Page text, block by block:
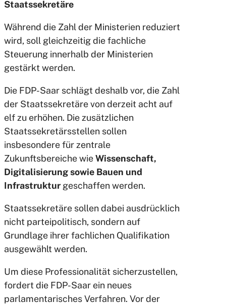
Staatssekretäre
Während die Zahl der Ministerien reduziert
wird, soll gleichzeitig die fachliche
Steuerung innerhalb der Ministerien
gestärkt werden.
Die FDP-Saar schlägt deshalb vor, die Zahl
der Staatssekretäre von derzeit acht auf
elf zu erhöhen. Die zusätzlichen
Staatssekretärsstellen sollen
insbesondere für zentrale
Zukunftsbereiche wieWissenschaft,
Digitalisierung sowie Bauen und
Infrastruktur geschaffen werden.
Staatssekretäre sollen dabei ausdrücklich
nicht parteipolitisch, sondern auf
Grundlage ihrer fachlichen Qualifikation
ausgewählt werden.
Um diese Professionalität sicherzustellen,
fordert die FDP-Saar ein neues
parlamentarisches Verfahren. Vor der